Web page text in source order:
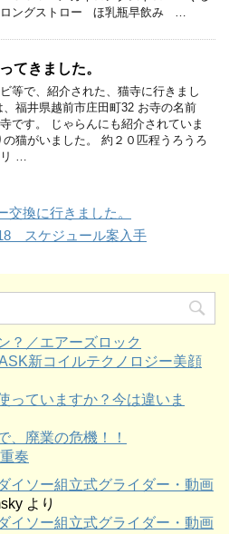
ロングストロー ほ乳瓶早飲み …
てきました。
等で、紹介された、猫寺に行きまし
、福井県越前市庄田町32 お寺の名前
です。 じゃらんにも紹介されていま
猫がいました。 約２０匹程うろうろ
リ …
交換に行きました。
スケジュール案入手
？／エアーズロック
新コイルテクノロジー美顔
っていますか？今は違いま
、廃業の危機！！
奏
ソー組立式グライダー・動画
より
ソー組立式グライダー・動画